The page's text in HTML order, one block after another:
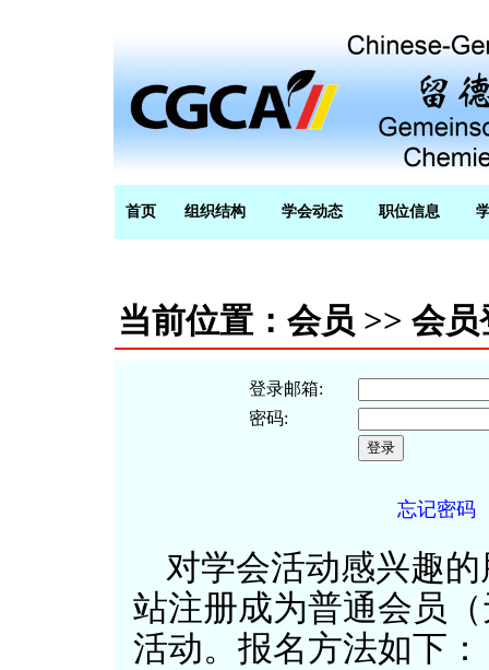
首页 组织结构 学会动态 职位信息
当前位置：会员 >> 会员
登录邮箱:
密码:
忘记密码
对学会活动感兴趣
站注册成为普通会员
活动。报名方法如下：